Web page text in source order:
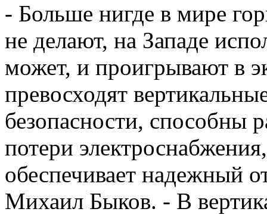
- Больше нигде в мире
не делают, на Западе
может, и проигрывают в
превосходят
безопасности, способны
потери
обеспечивает надежный
Михаил Быков. - В